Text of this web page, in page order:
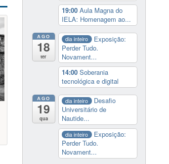
19:00 Aula Magna do
IELA: Homenagem ao...
AGO
18
ter
dia inteiro
Exposição:
Perder Tudo.
Novament...
14:00 Soberania
tecnológica e digital
AGO
19
qua
dia inteiro
Desafio
Universitário de
Nautide...
dia inteiro
Exposição:
Perder Tudo.
Novament...